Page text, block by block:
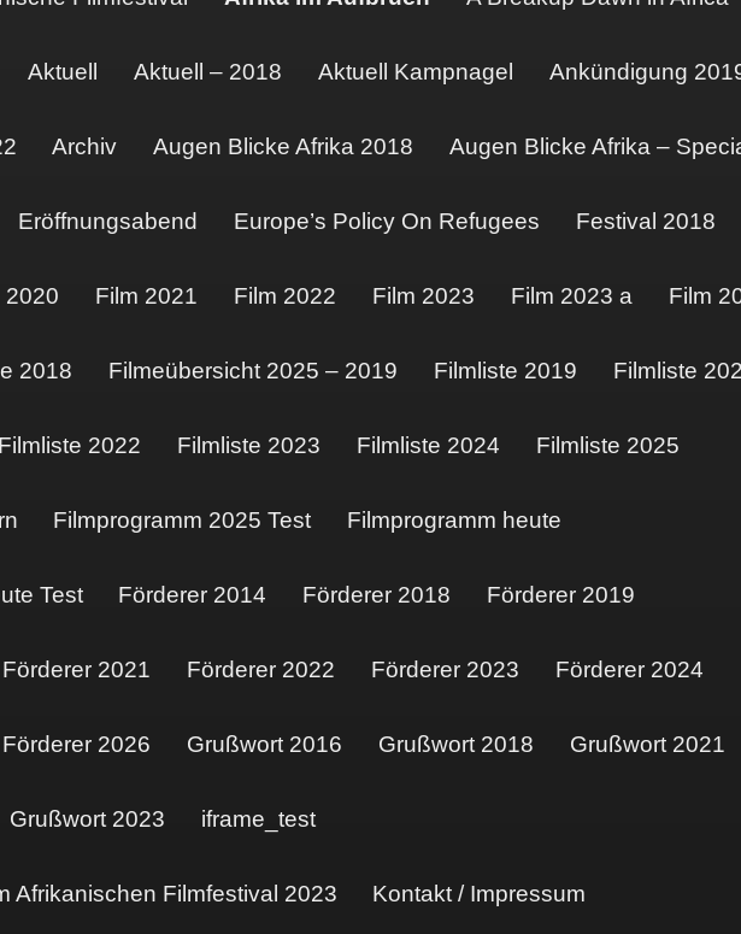
Aktuell Aktuell – 2018 Aktuell Kampnagel Ankündigung
Archiv Augen Blicke Afrika 2018 Augen Blicke Afrika –
Eröffnungsabend Europe’s Policy On Refugees Festival 2018
2020 Film 2021 Film 2022 Film 2023 Film 2023 a Film
2018 Filmeübersicht 2025 – 2019 Filmliste 2019 Filmliste
Filmliste 2022 Filmliste 2023 Filmliste 2024 Filmliste 2025
Filmprogramm 2025 Test Filmprogramm heute
Test Förderer 2014 Förderer 2018 Förderer 2019
Förderer 2021 Förderer 2022 Förderer 2023 Förderer 2024
Förderer 2026 Grußwort 2016 Grußwort 2018 Grußwort 2021
Grußwort 2023 iframe_test
Afrikanischen Filmfestival 2023 Kontakt / Impressum